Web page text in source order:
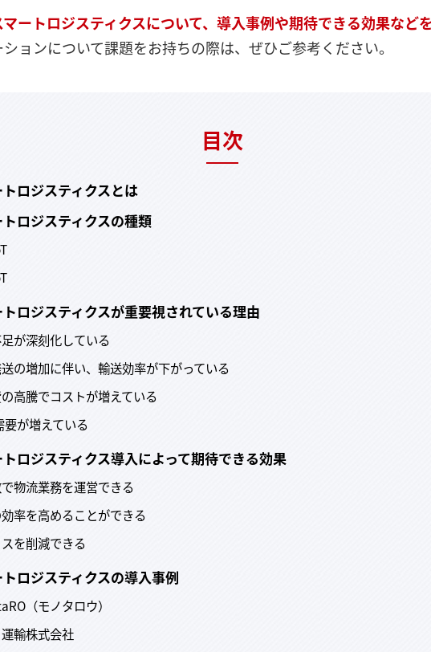
ートロジスティクスについて、導入事例や期待できる効果など
ョンについて課題をお持ちの際は、ぜひご参考ください。
目次
トロジスティクスとは
トロジスティクスの種類
トロジスティクスが重要視されている理由
が深刻化している
の増加に伴い、輸送効率が下がっている
高騰でコストが増えている
要が増えている
トロジスティクス導入によって期待できる効果
物流業務を運営できる
率を高めることができる
を削減できる
トロジスティクスの導入事例
（モノタロウ）
輸株式会社